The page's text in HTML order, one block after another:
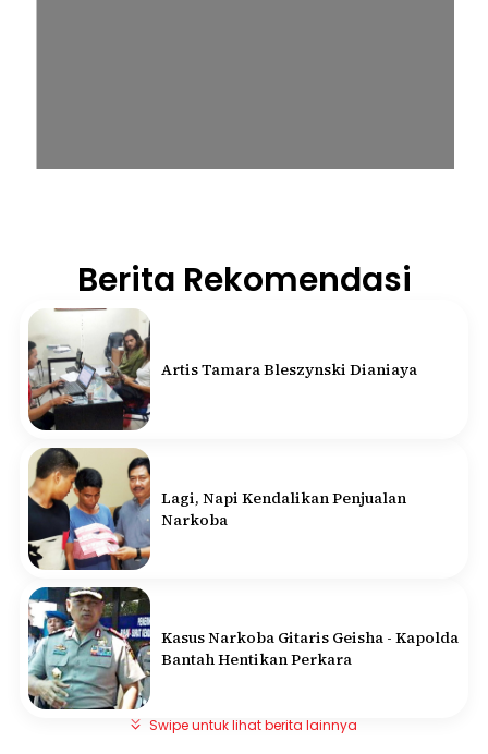
Berita Rekomendasi
Artis Tamara Bleszynski Dianiaya
Lagi, Napi Kendalikan Penjualan
Narkoba
Kasus Narkoba Gitaris Geisha - Kapolda
Bantah Hentikan Perkara
Swipe untuk lihat berita lainnya